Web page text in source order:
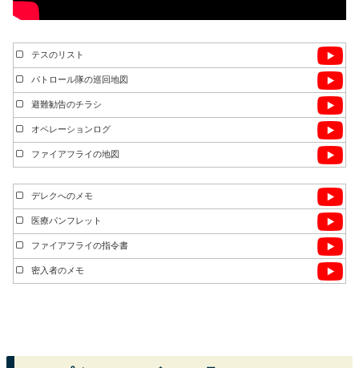
テスのリスト
パトロール隊の巡回地図
避難勧告のチラシ
オペレーションログ
ファイアフライの地図
デレクへのメモ
医療パンフレット
ファイアフライの指令書
密入者のメモ